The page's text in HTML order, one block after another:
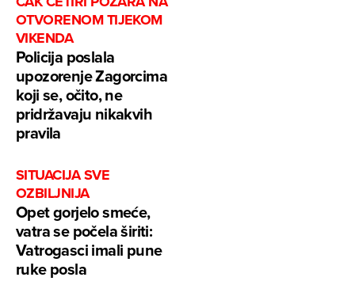
OTVORENOM TIJEKOM
VIKENDA
Policija poslala
upozorenje Zagorcima
koji se, očito, ne
pridržavaju nikakvih
pravila
SITUACIJA SVE
OZBILJNIJA
Opet gorjelo smeće,
vatra se počela širiti:
Vatrogasci imali pune
ruke posla